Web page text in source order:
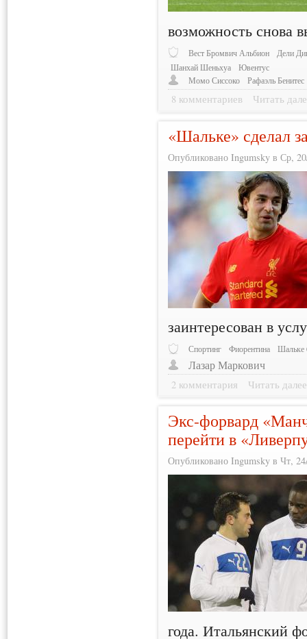
возможность снова
Вест Бромвич Альбион
Дели
Шанхай Шеньхуа
Ювентус
Момо Сиссоко
Рафаэль Бенитес
8 комментариев Читать
«Шальке» сделал
Опубликовано Ingumsky в Ср,
заинтересован в
Спортинг Фиорентина Шальке
Лазар Маркович
2 комментария Читать далее
Экс-форвард
перейти в
Опубликовано Ingumsky в Чт,
года. Итальянский